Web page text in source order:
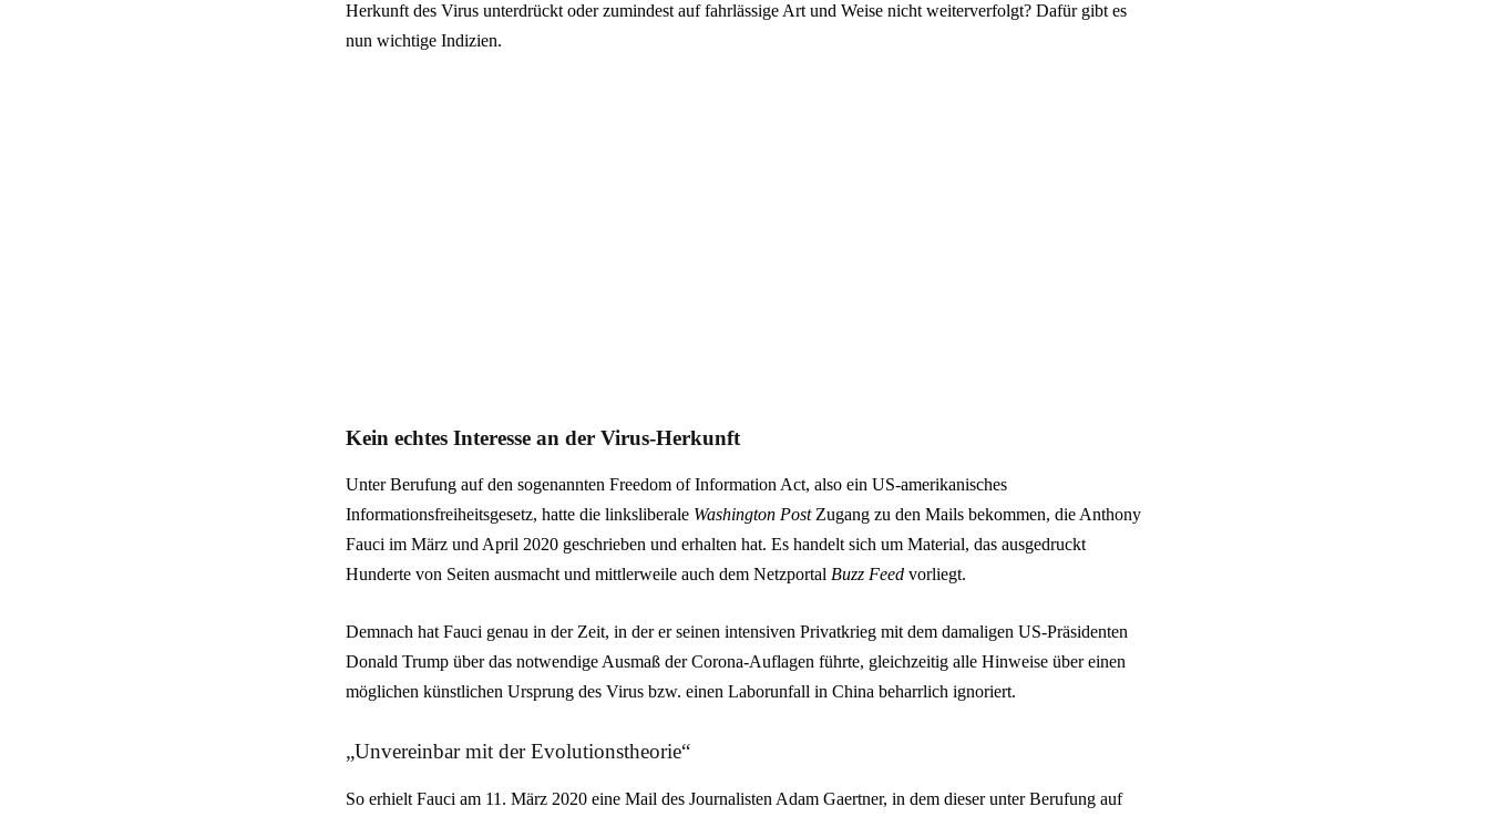
Herkunft des Virus unterdrückt oder zumindest auf fahrlässige Art und Weise nicht weiterverfolgt? Dafür gibt es
nun wichtige Indizien.
Kein echtes Interesse an der Virus-Herkunft
Unter Berufung auf den sogenannten Freedom of Information Act, also ein US-amerikanisches
Informationsfreiheitsgesetz, hatte die linksliberale Washington PostZugang zu den Mails bekommen, die Anthony
Fauci im März und April 2020 geschrieben und erhalten hat. Es handelt sich um Material, das ausgedruckt
Hunderte von Seiten ausmacht und mittlerweile auch dem Netzportal Buzz Feed vorliegt.
Demnach hat Fauci genau in der Zeit, in der er seinen intensiven Privatkrieg mit dem damaligen US-Präsidenten
Donald Trump über das notwendige Ausmaß der Corona-Auflagen führte, gleichzeitig alle Hinweise über einen
möglichen künstlichen Ursprung des Virus bzw. einen Laborunfall in China beharrlich ignoriert.
„Unvereinbar mit der Evolutionstheorie“
So erhielt Fauci am 11. März 2020 eine Mail des Journalisten Adam Gaertner, in dem dieser unter Berufung auf